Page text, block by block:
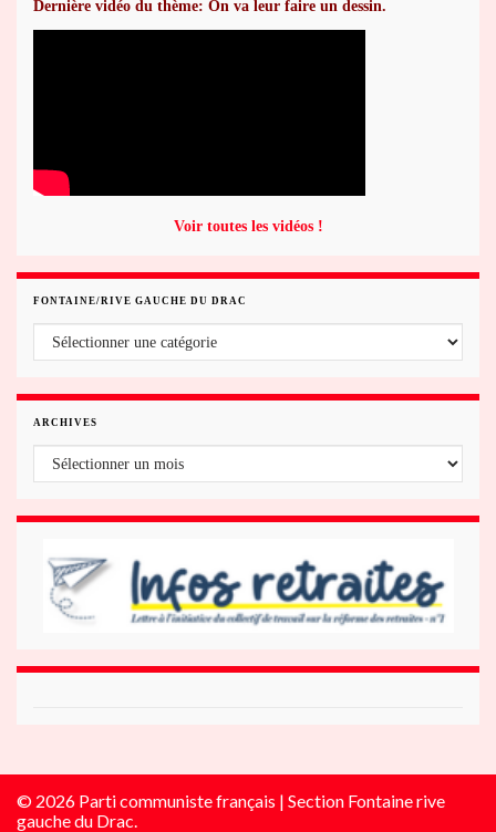
Dernière vidéo du thème: On va leur faire un dessin.
Voir toutes les vidéos !
FONTAINE/RIVE GAUCHE DU DRAC
ARCHIVES
© 2026 Parti communiste français | Section Fontaine rive
gauche du Drac.